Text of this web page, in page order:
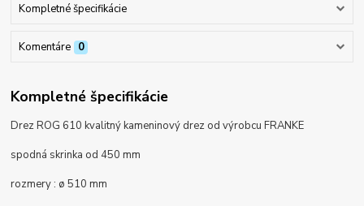
Kompletné špecifikácie
Komentáre 0
Kompletné špecifikácie
Drez ROG 610 kvalitný kameninový drez od výrobcu FRANKE
spodná skrinka od 450 mm
rozmery : ø 510 mm